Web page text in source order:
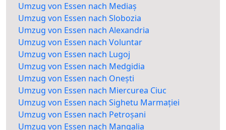
Umzug von Essen nach Mediaș
Umzug von Essen nach Slobozia
Umzug von Essen nach Alexandria
Umzug von Essen nach Voluntar
Umzug von Essen nach Lugoj
Umzug von Essen nach Medgidia
Umzug von Essen nach Onești
Umzug von Essen nach Miercurea Ciuc
Umzug von Essen nach Sighetu Marmației
Umzug von Essen nach Petroșani
Umzug von Essen nach Mangalia